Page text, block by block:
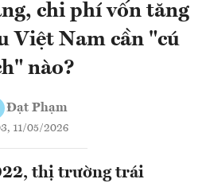
chi phí vốn tăng
Việt Nam cần "cú
nào?
Đạt Phạm
11/05/2026
thị trường trái